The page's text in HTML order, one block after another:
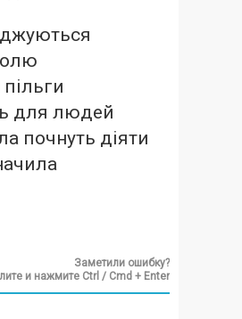
для людей
почнуть діяти
Заметили ошибку?
и нажмите Ctrl / Cmd + Enter